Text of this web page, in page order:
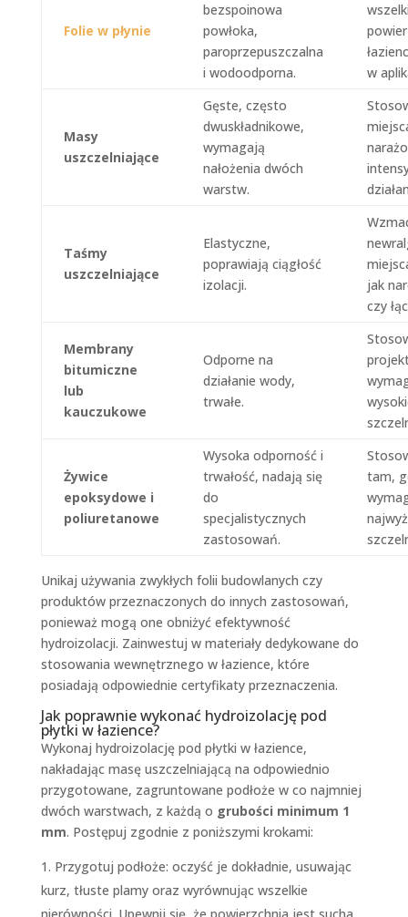
Folie w płynie
bezspoinowa
powłoka,
paroprzepuszczalna
i wodoodporna.
w
Masy
uszczelniające
Gęste, często
dwuskładnikowe,
wymagają
nałożenia dwóch
warstw.
Taśmy
uszczelniające
Elastyczne,
poprawiają ciągłość
izolacji.
jak
czy
Membrany
bitumiczne
lub
kauczukowe
Odporne na
działanie wody,
trwałe.
Żywice
epoksydowe i
poliuretanowe
Wysoka odporność i
trwałość, nadają się
do
specjalistycznych
zastosowań.
tam,
Unikaj używania zwykłych folii budowlanych czy
produktów przeznaczonych do innych zastosowań,
ponieważ mogą one obniżyć efektywność
hydroizolacji. Zainwestuj w materiały dedykowane do
stosowania wewnętrznego w łazience, które
posiadają odpowiednie certyfikaty przeznaczenia.
Jak poprawnie wykonać hydroizolację pod
płytki w łazience?
Wykonaj hydroizolację pod płytki w łazience,
nakładając masę uszczelniającą na odpowiednio
przygotowane, zagruntowane podłoże w co najmniej
dwóch warstwach, z każdą o grubości minimum 1
mm. Postępuj zgodnie z poniższymi krokami:
Przygotuj podłoże: oczyść je dokładnie, usuwając
kurz, tłuste plamy oraz wyrównując wszelkie